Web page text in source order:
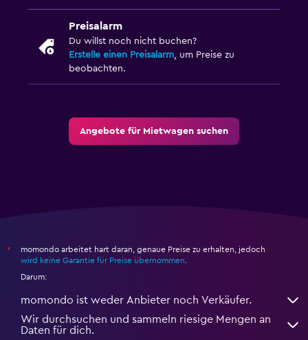
Preisalarm
Du willst noch nicht buchen?
Erstelle einen Preisalarm, um Preise zu
beobachten.
Angebote für Mietwagen suchen
*
momondo arbeitet hart daran, genaue Preise zu erhalten, jedoch
wird keine Garantie für Preise übernommen.
Darum:
momondo ist weder Anbieter noch Verkäufer.
Wir durchsuchen und sammeln riesige Mengen an
Daten für dich.